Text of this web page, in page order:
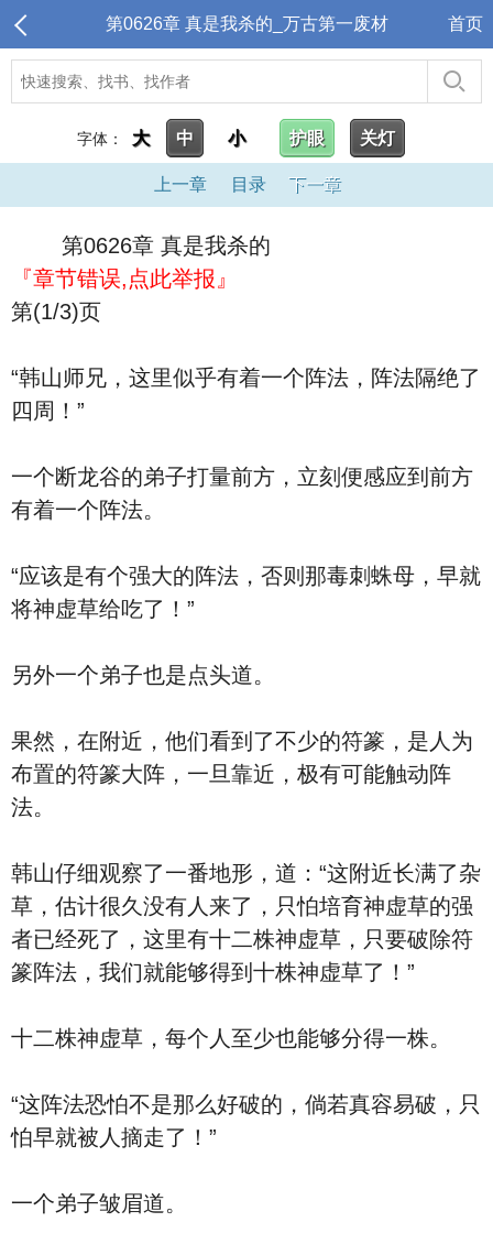
第0626章 真是我杀的_万古第一废材 首页
字体： 大 中 小 护眼 关灯
上一章 目录 下一章
第0626章 真是我杀的
『章节错误,点此举报』
第(1/3)页
“韩山师兄，这里似乎有着一个阵法，阵法隔绝了
四周！”
一个断龙谷的弟子打量前方，立刻便感应到前方
有着一个阵法。
“应该是有个强大的阵法，否则那毒刺蛛母，早就
将神虚草给吃了！”
另外一个弟子也是点头道。
果然，在附近，他们看到了不少的符篆，是人为
布置的符篆大阵，一旦靠近，极有可能触动阵
法。
韩山仔细观察了一番地形，道：“这附近长满了杂
草，估计很久没有人来了，只怕培育神虚草的强
者已经死了，这里有十二株神虚草，只要破除符
篆阵法，我们就能够得到十株神虚草了！”
十二株神虚草，每个人至少也能够分得一株。
“这阵法恐怕不是那么好破的，倘若真容易破，只
怕早就被人摘走了！”
一个弟子皱眉道。